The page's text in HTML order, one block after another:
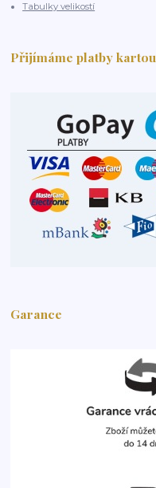
Tabulky velikostí
Přijímáme platby kartou
Garance